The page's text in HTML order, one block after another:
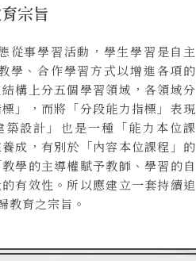
宗旨
從事學習活動，學生學習是自主
學、合作學習方式以增進各項的
構上分五個學習領域，各領域分
」，而將「分段能力指標」表現
設計」也是一種「能力本位課
成，有別於「內容本位課程」的
學的主導權賦予教師、學習的自
有效性。所以應建立一套持續追
教育之宗旨。